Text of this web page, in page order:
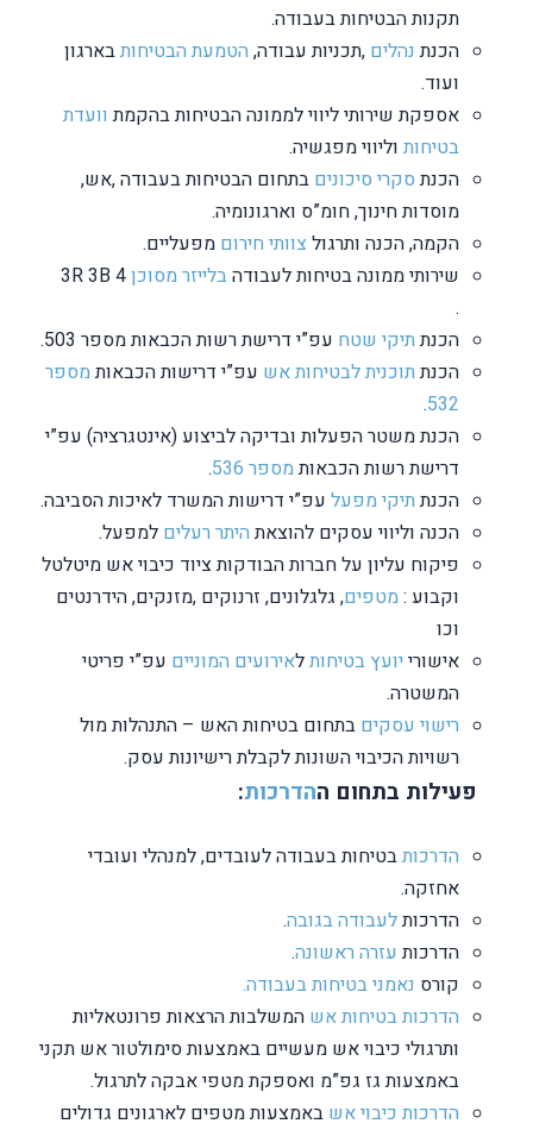
תקנות הבטיחות בעבודה.
הכנתנהלים ,תכניות עבודה, הטמעת הבטיחותבארגון
ועוד.
אספקת שירותי ליווי לממונה הבטיחות בהקמתוועדת
בטיחות וליווי מפגשיה.
הכנתסקרי סיכונים בתחום הבטיחות בעבודה ,אש,
מוסדות חינוך, חומ”ס וארגונומיה.
הקמה, הכנה ותרגול צוותי חירום מפעליים.
שירותי ממונה בטיחות לעבודהבלייזר מסוכן
.
הכנתתיקי שטח עפ”י דרישת רשות הכבאות מספר 503.
הכנתתוכנית לבטיחות אש עפ”י דרישות הכבאותמספר
532
.
הכנת משטר הפעלות ובדיקה לביצוע (אינטגרציה) עפ”י
דרישת רשות הכבאותמספר 536
.
הכנתתיקי מפעל עפ”י דרישות המשרד לאיכות הסביבה.
הכנה וליווי עסקים להוצאתהיתר רעלים למפעל.
פיקוח עליון על חברות הבודקות ציוד כיבוי אש מיטלטל
וקבוע :מטפים, גלגלונים, זרנוקים ,מזנקים, הידרנטים
וכו
אישורייועץ בטיחותלאירועים המוניים עפ”י פריטי
המשטרה.
רישוי עסקים בתחום בטיחות האש – התנהלות מול
רשויות הכיבוי השונות לקבלת רישיונות עסק.
פעילות בתחום ההדרכות:
הדרכותבטיחות בעבודה לעובדים, למנהלי ועובדי
אחזקה.
הדרכותלעבודה בגובה.
הדרכותעזרה ראשונה.
קורס נאמני בטיחות בעבודה.
הדרכות בטיחות אש המשלבות הרצאות פרונטאליות
ותרגולי כיבוי אש מעשיים באמצעות סימולטור אש תקני
באמצעות גז גפ”מ ואספקת מטפי אבקה לתרגול.
הדרכות כיבוי אש באמצעות מטפים לארגונים גדולים